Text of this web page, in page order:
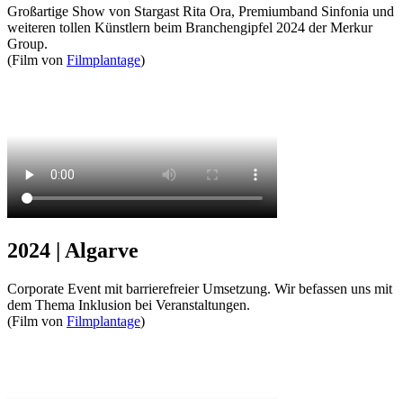
Großartige Show von Stargast Rita Ora, Premiumband Sinfonia und
weiteren tollen Künstlern beim Branchengipfel 2024 der Merkur
Group.
(Film von Filmplantage)
2024 | Algarve
Corporate Event mit barrierefreier Umsetzung. Wir befassen uns mit
dem Thema Inklusion bei Veranstaltungen.
(Film von Filmplantage)